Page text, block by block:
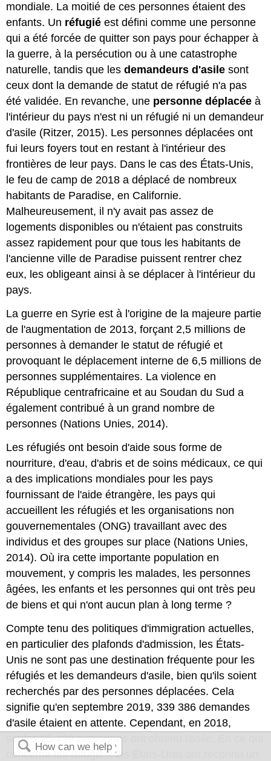
mondiale. La moitié de ces personnes étaient des
enfants. Un réfugié est défini comme une personne
qui a été forcée de quitter son pays pour échapper à
la guerre, à la persécution ou à une catastrophe
naturelle, tandis que lesdemandeurs d'asile sont
ceux dont la demande de statut de réfugié n'a pas
été validée. En revanche, une personne déplacée à
l'intérieur du pays n'est ni un réfugié ni un demandeur
d'asile (Ritzer, 2015). Les personnes déplacées ont
fui leurs foyers tout en restant à l'intérieur des
frontières de leur pays. Dans le cas des États-Unis,
le feu de camp de 2018 a déplacé de nombreux
habitants de Paradise, en Californie.
Malheureusement, il n'y avait pas assez de
logements disponibles ou n'étaient pas construits
assez rapidement pour que tous les habitants de
l'ancienne ville de Paradise puissent rentrer chez
eux, les obligeant ainsi à se déplacer à l'intérieur du
pays.
La guerre en Syrie est à l'origine de la majeure partie
de l'augmentation de 2013, forçant 2,5 millions de
personnes à demander le statut de réfugié et
provoquant le déplacement interne de 6,5 millions de
personnes supplémentaires. La violence en
République centrafricaine et au Soudan du Sud a
également contribué à un grand nombre de
personnes (Nations Unies, 2014).
Les réfugiés ont besoin d'aide sous forme de
nourriture, d'eau, d'abris et de soins médicaux, ce qui
a des implications mondiales pour les pays
fournissant de l'aide étrangère, les pays qui
accueillent les réfugiés et les organisations non
gouvernementales (ONG) travaillant avec des
individus et des groupes sur place (Nations Unies,
2014). Où ira cette importante population en
mouvement, y compris les malades, les personnes
âgées, les enfants et les personnes qui ont très peu
de biens et qui n'ont aucun plan à long terme ?
Compte tenu des politiques d'immigration actuelles,
en particulier des plafonds d'admission, les États-
Unis ne sont pas une destination fréquente pour les
réfugiés et les demandeurs d'asile, bien qu'ils soient
recherchés par des personnes déplacées. Cela
signifie qu'en septembre 2019, 339 386 demandes
d'asile étaient en attente. Cependant, en 2018,
seules 25 439 personnes ont obtenu l'asile. En ce qui
concerne les réfugiés, les États-Unis ont reconnu un